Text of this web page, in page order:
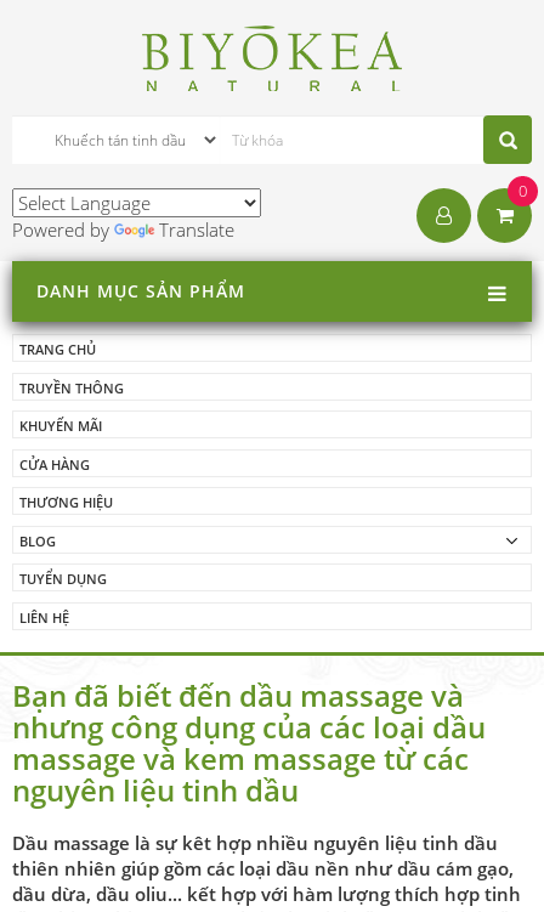
Powered by Translate
0
DANH MỤC SẢN PHẨM
TRANG CHỦ
TRUYỀN THÔNG
KHUYẾN MÃI
CỬA HÀNG
THƯƠNG HIỆU
BLOG
TUYỂN DỤNG
LIÊN HỆ
Bạn đã biết đến dầu massage và
nhưng công dụng của các loại dầu
massage và kem massage từ các
nguyên liệu tinh dầu
Dầu massage là sự kêt hợp nhiều nguyên liệu tinh dầu
thiên nhiên giúp gồm các loại dầu nền như dầu cám gạo,
dầu dừa, dầu oliu... kết hợp với hàm lượng thích hợp tinh